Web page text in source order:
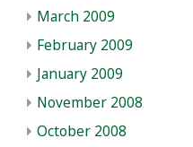
March 2009
February 2009
January 2009
November 2008
October 2008